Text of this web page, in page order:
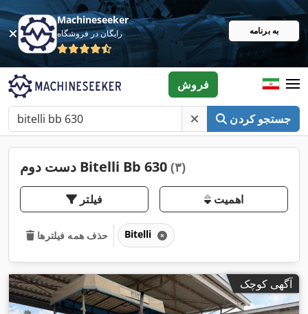
Machineseeker
رایگان در فروشگاه به برنامه
جستجو کردن
فروش
دست دوم Bitelli Bb 630 (۳)
فیلتر اهمیت
حذف همه فیلترها Bitelli
آگهی کوچک